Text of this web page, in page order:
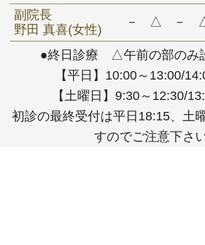
●終日診療 △午前の部のみ
【平日】10:00～13:00/
【土曜日】9:30～12:30/
初診の最終受付は平日18:15、土
すのでご注意下さい
副院長
野田 真喜(女性)
－ △ －